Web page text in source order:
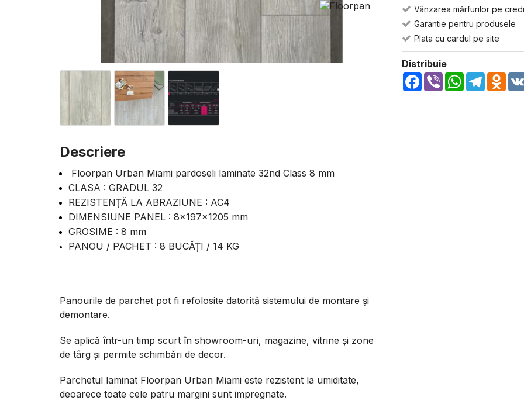
Descriere
Floorpan Urban Miami pardoseli laminate 32nd Class 8 mm
CLASA : GRADUL 32
REZISTENȚĂ LA ABRAZIUNE : AC4
DIMENSIUNE PANEL : 8x197x1205 mm
GROSIME : 8 mm
PANOU / PACHET : 8 BUCĂȚI / 14 KG
Panourile de parchet pot fi refolosite datorită sistemului de montare și
demontare.
Se aplică într-un timp scurt în showroom-uri, magazine, vitrine și zone
de târg și permite schimbări de decor.
Parchetul laminat Floorpan Urban Miami este rezistent la umiditate,
deoarece toate cele patru margini sunt impregnate.
Vânzarea mărfurilor pe
Garantie pentru produsele
Plata cu cardul pe site
Distribuie
Facebook
Viber WhatsApp